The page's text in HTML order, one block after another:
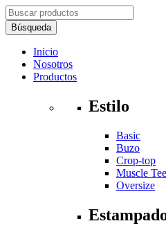
Inicio
Nosotros
Productos
Estilo
Basic
Buzo
Crop-top
Muscle Tee
Oversize